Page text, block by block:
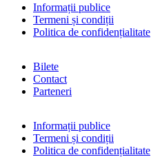
Informații publice
Termeni și condiții
Politica de confidențialitate
Bilete
Contact
Parteneri
Informații publice
Termeni și condiții
Politica de confidențialitate